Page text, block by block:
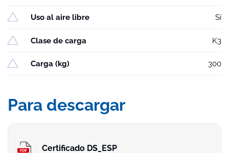
Uso al aire libre Sí
Clase de carga K3
Carga (kg) 300
Para descargar
Certificado DS_ESP